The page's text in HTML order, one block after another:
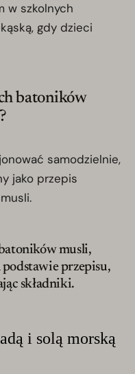
w szkolnych
gdy dzieci
batoników
samodzielnie,
jako przepis
musli,
przepisu,
składniki.
i solą morską